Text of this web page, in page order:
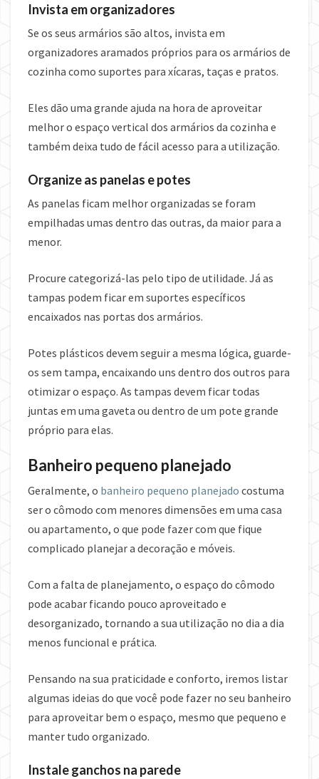
Invista em organizadores
Se os seus armários são altos, invista em
organizadores aramados próprios para os armários de
cozinha como suportes para xícaras, taças e pratos.
Eles dão uma grande ajuda na hora de aproveitar
melhor o espaço vertical dos armários da cozinha e
também deixa tudo de fácil acesso para a utilização.
Organize as panelas e potes
As panelas ficam melhor organizadas se foram
empilhadas umas dentro das outras, da maior para a
menor.
Procure categorizá-las pelo tipo de utilidade. Já as
tampas podem ficar em suportes específicos
encaixados nas portas dos armários.
Potes plásticos devem seguir a mesma lógica, guarde-
os sem tampa, encaixando uns dentro dos outros para
otimizar o espaço. As tampas devem ficar todas
juntas em uma gaveta ou dentro de um pote grande
próprio para elas.
Banheiro pequeno planejado
Geralmente, o banheiro pequeno planejado costuma
ser o cômodo com menores dimensões em uma casa
ou apartamento, o que pode fazer com que fique
complicado planejar a decoração e móveis.
Com a falta de planejamento, o espaço do cômodo
pode acabar ficando pouco aproveitado e
desorganizado, tornando a sua utilização no dia a dia
menos funcional e prática.
Pensando na sua praticidade e conforto, iremos listar
algumas ideias do que você pode fazer no seu banheiro
para aproveitar bem o espaço, mesmo que pequeno e
manter tudo organizado.
Instale ganchos na parede